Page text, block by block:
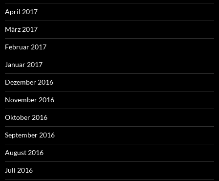
April 2017
März 2017
Februar 2017
Januar 2017
Dezember 2016
November 2016
Oktober 2016
September 2016
August 2016
Juli 2016